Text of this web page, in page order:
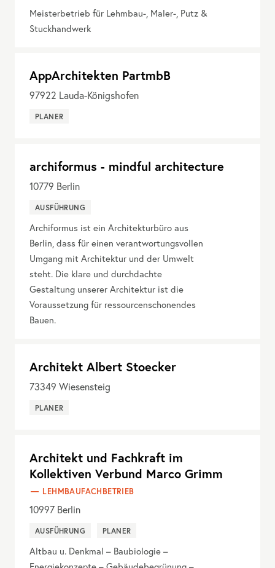
Meisterbetrieb für Lehmbau-, Maler-, Putz &
Stuckhandwerk
AppArchitekten PartmbB
97922 Lauda-Königshofen
PLANER
archiformus - mindful architecture
10779 Berlin
AUSFÜHRUNG
Archiformus ist ein Architekturbüro aus
Berlin, dass für einen verantwortungsvollen
Umgang mit Architektur und der Umwelt
steht. Die klare und durchdachte
Gestaltung unserer Architektur ist die
Voraussetzung für ressourcenschonendes
Bauen.
Architekt Albert Stoecker
73349 Wiesensteig
PLANER
Architekt und Fachkraft im
Kollektiven Verbund Marco Grimm
LEHMBAUFACHBETRIEB
10997 Berlin
AUSFÜHRUNG PLANER
Altbau u. Denkmal – Baubiologie –